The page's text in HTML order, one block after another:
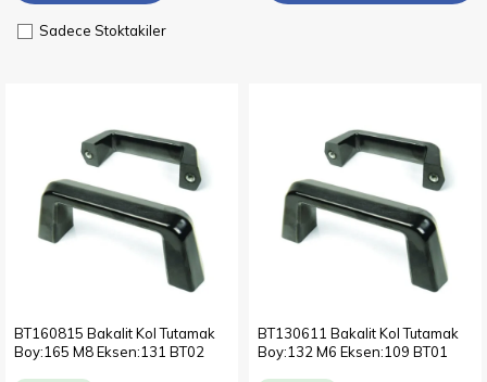
Sadece Stoktakiler
BT160815 Bakalit Kol Tutamak
Boy:165 M8 Eksen:131 BT02
BT130611 Bakalit Kol Tutamak
Boy:132 M6 Eksen:109 BT01